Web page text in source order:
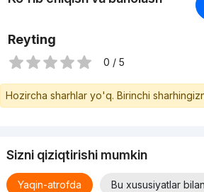
Reyting
0 / 5
Hozircha sharhlar yo'q. Birinchi
Sizni qiziqtirishi mumkin
Yaqin-atrofda Bu xususiyatlar bilan